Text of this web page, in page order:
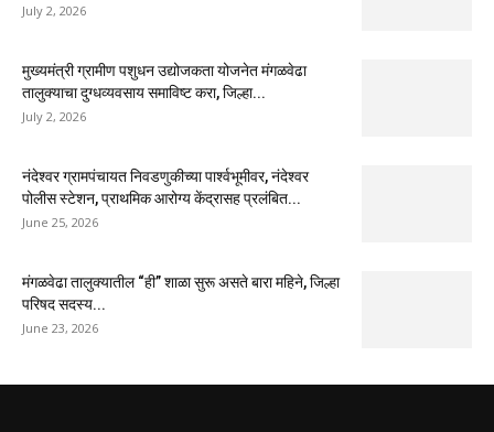
July 2, 2026
मुख्यमंत्री ग्रामीण पशुधन उद्योजकता योजनेत मंगळवेढा
तालुक्याचा दुग्धव्यवसाय समाविष्ट करा, जिल्हा...
July 2, 2026
नंदेश्वर ग्रामपंचायत निवडणुकीच्या पार्श्वभूमीवर, नंदेश्वर
पोलीस स्टेशन, प्राथमिक आरोग्य केंद्रासह प्रलंबित...
June 25, 2026
मंगळवेढा तालुक्यातील “ही” शाळा सुरू असते बारा महिने, जिल्हा
परिषद सदस्य...
June 23, 2026